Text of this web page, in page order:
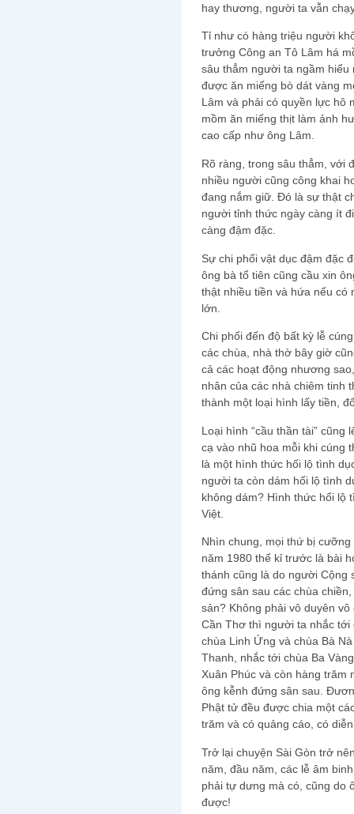
hay thương, người ta vẫn
Tỉ như có hàng triệu người
trưởng Công an Tô Lâm há
sâu thẳm người ta ngầm hiểu
được ăn miếng bò dát vàng
Lâm và phải có quyền lực hô
mồm ăn miếng thịt làm ảnh
cao cấp như ông Lâm.
Rõ ràng, trong sâu thẳm, với
nhiều người cũng công khai
đang nắm giữ. Đó là sự thật
người tỉnh thức ngày càng ít
càng đậm đặc.
Sự chi phối vật dục đậm đặc
ông bà tổ tiên cũng cầu xin
thật nhiều tiền và hứa nếu có
lớn.
Chi phối đến độ bất kỳ lễ
các chùa, nhà thờ bây giờ
cả các hoạt động nhương
nhân của các nhà chiêm tinh
thành một loại hình lấy tiền,
Loại hình “cầu thần tài” cũng
cạ vào nhũ hoa mỗi khi cúng
là một hình thức hối lộ tình
người ta còn dám hối lộ tình
không dám? Hình thức hối lộ
Việt.
Nhìn chung, mọi thứ bị
năm 1980 thế kỉ trước là bài
thánh cũng là do người Cộng
đứng sân sau các chùa
sản? Không phải vô duyên
Cần Thơ thì người ta nhắc
chùa Linh Ứng và chùa Bà
Thanh, nhắc tới chùa Ba
Xuân Phúc và còn hàng trăm
ông kễnh đứng sân sau.
Phật tử đều được chia một
trăm và có quảng cáo, có
Trở lại chuyện Sài Gòn trở
năm, đầu năm, các lễ âm
phải tự dưng mà có, cũng do
được!